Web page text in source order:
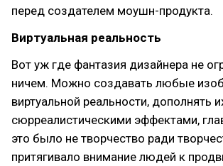
перед создателем моушн-продукта.
Виртуальная реальность
Вот уж где фантазия дизайнера не
ничем. Можно создавать любые
виртуальной реальности, дополнять
сюрреалистическими эффектами,
это было не творчество ради
притягивало внимание людей к